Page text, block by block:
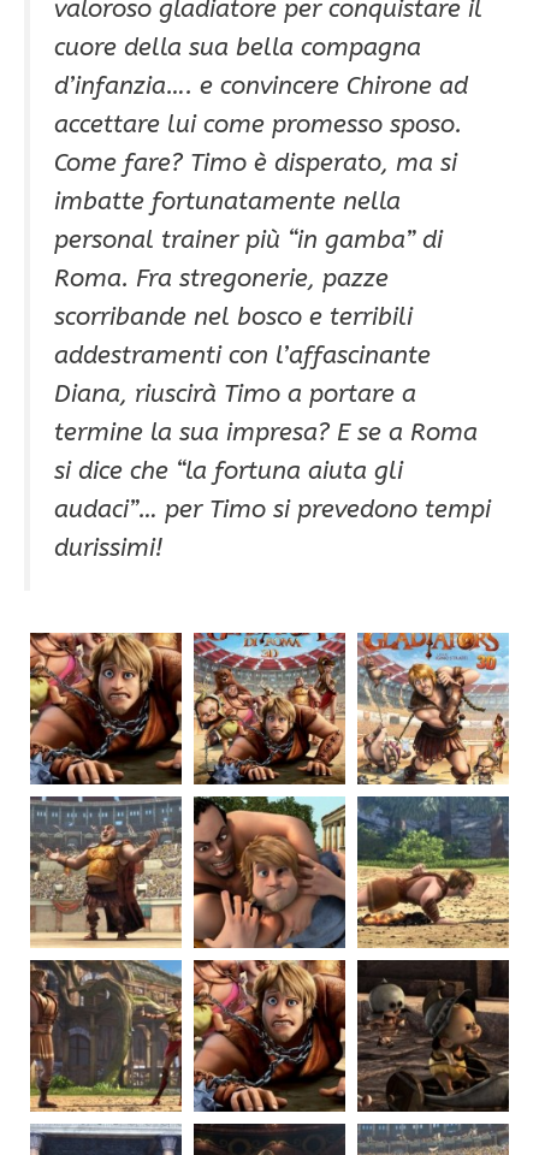
valoroso gladiatore per conquistare il
cuore della sua bella compagna
d’infanzia…. e convincere Chirone ad
accettare lui come promesso sposo.
Come fare? Timo è disperato, ma si
imbatte fortunatamente nella
personal trainer più “in gamba” di
Roma. Fra stregonerie, pazze
scorribande nel bosco e terribili
addestramenti con l’affascinante
Diana, riuscirà Timo a portare a
termine la sua impresa? E se a Roma
si dice che “la fortuna aiuta gli
audaci”… per Timo si prevedono tempi
durissimi!